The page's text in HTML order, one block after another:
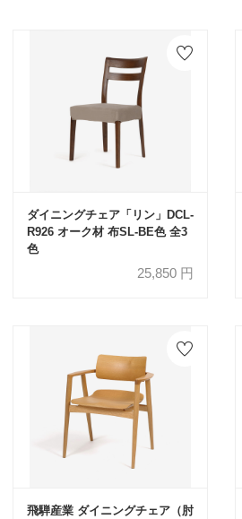
ダイニングチェア「リン」DCL-
R926 オーク材 布SL-BE色 全3
色
25,850 円
飛騨産業 ダイニングチェア（肘